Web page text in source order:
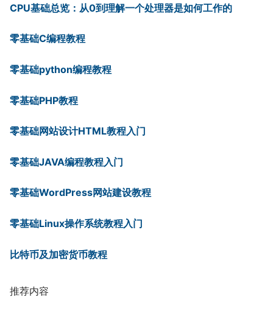
CPU基础总览：从0到理解一个处理器是如何工作的
零基础C编程教程
零基础python编程教程
零基础PHP教程
零基础网站设计HTML教程入门
零基础JAVA编程教程入门
零基础WordPress网站建设教程
零基础Linux操作系统教程入门
比特币及加密货币教程
推荐内容